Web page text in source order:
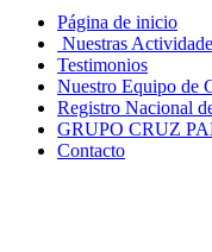
Página de inicio
Nuestras
Testimonios
Nuestro Equipo de
Registro Nacional
GRUPO CRUZ
Contacto